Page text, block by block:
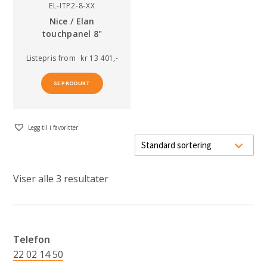
EL-ITP2-8-XX
Nice / Elan
touchpanel 8"
Listepris from kr 13 401,-
SE PRODUKT
Legg til i favoritter
Viser alle 3 resultater
Telefon
22 02 14 50